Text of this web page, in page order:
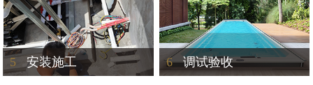
5 安装施工 6调试验收